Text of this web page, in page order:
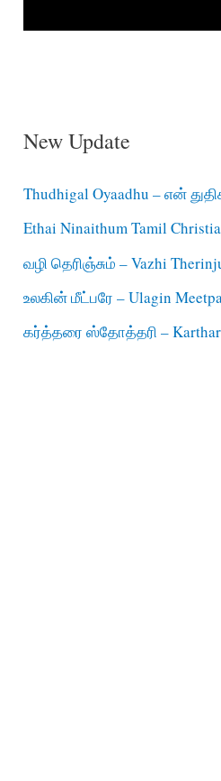
New Update
Thudhigal Oyaadhu – என்
Ethai Ninaithum Tamil
வழி தெரிஞ்சும் – Vazhi
உலகின் மீட்பரே – Ulagin
கர்த்தரை ஸ்தோத்தரி –